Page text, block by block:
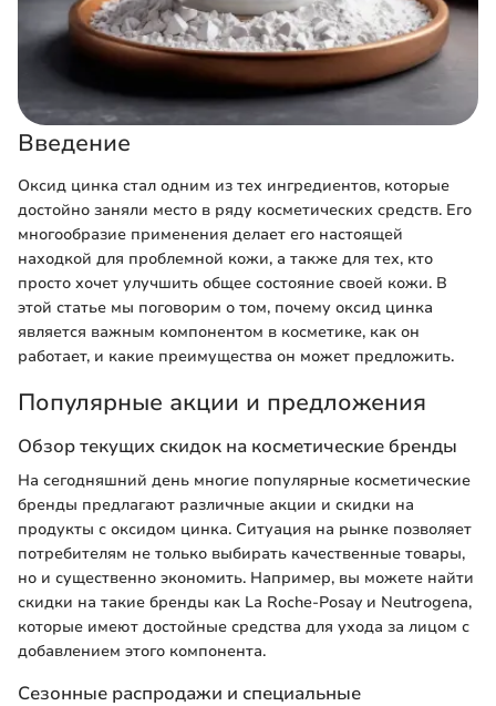
Введение
Оксид цинка стал одним из тех ингредиентов, которые
достойно заняли место в ряду косметических средств. Его
многообразие применения делает его настоящей
находкой для проблемной кожи, а также для тех, кто
просто хочет улучшить общее состояние своей кожи. В
этой статье мы поговорим о том, почему оксид цинка
является важным компонентом в косметике, как он
работает, и какие преимущества он может предложить.
Популярные акции и предложения
Обзор текущих скидок на косметические бренды
На сегодняшний день многие популярные косметические
бренды предлагают различные акции и скидки на
продукты с оксидом цинка. Ситуация на рынке позволяет
потребителям не только выбирать качественные товары,
но и существенно экономить. Например, вы можете найти
скидки на такие бренды как La Roche-Posay и Neutrogena,
которые имеют достойные средства для ухода за лицом с
добавлением этого компонента.
Сезонные распродажи и специальные